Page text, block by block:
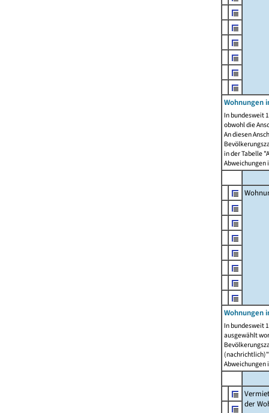
Wohnungen
In bundesweit
obwohl die
An diesen
in der Tabelle
Abweichungen
Wohnungen
In bundesweit
ausgewählt
Abweichungen
der